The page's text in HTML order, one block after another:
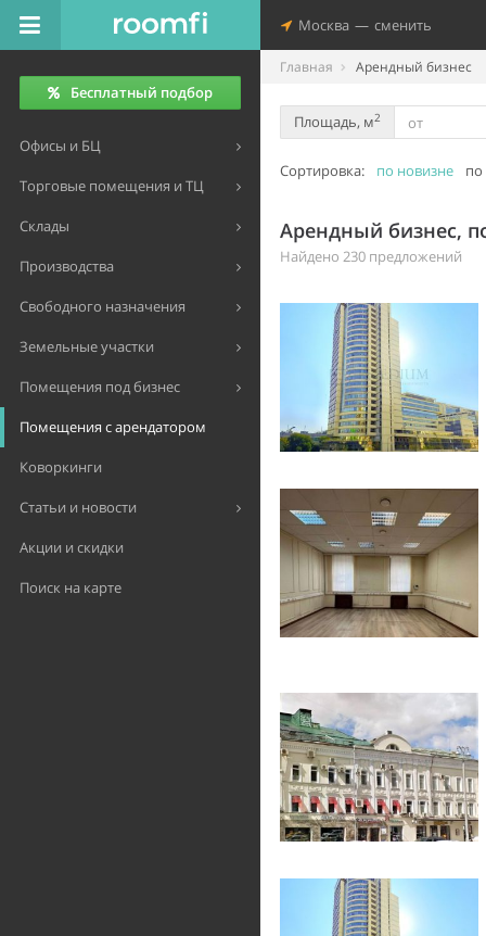
Москва — сменить
Бесплатный подбор
Офисы и БЦ
Торговые помещения и ТЦ
Склады
Производства
Свободного назначения
Земельные участки
Помещения под бизнес
Помещения с арендатором
Коворкинги
Статьи и новости
Акции и скидки
Поиск на карте
Главная Арендный бизнес
Площадь, м2
Сортировка: по новизне
Арендный бизнес,
Найдено 230 предложений